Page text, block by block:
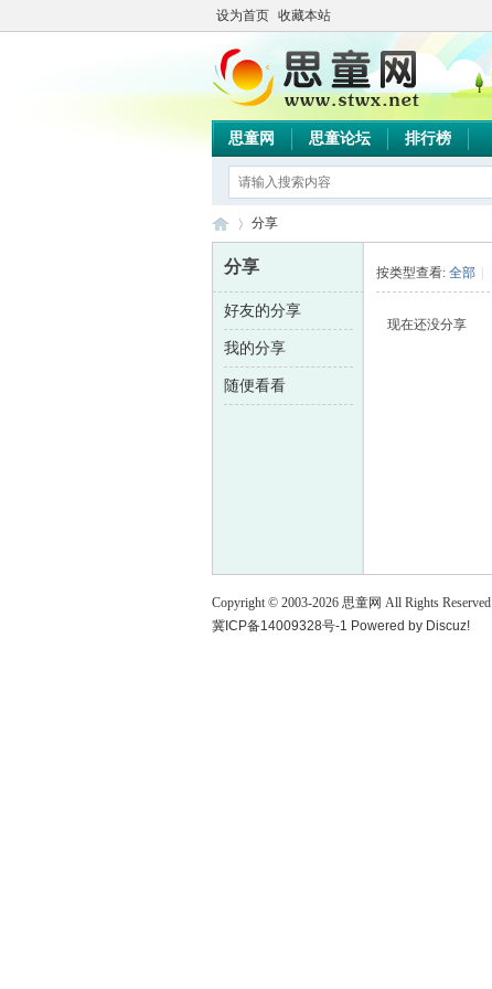
设为首页 收藏本站
思童网 思童论坛 排行榜
思 ›
分享
分享
好友的分享
我的分享
随便看看
按类型查看: 全部
现在还没分享
Copyright © 2003-2026 思童网 All Rights Reserved
冀ICP备14009328号-1 Powered by Discuz!